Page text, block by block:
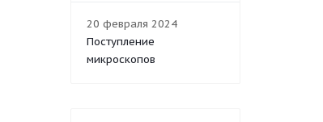
20 февраля 2024
Поступление
микроскопов